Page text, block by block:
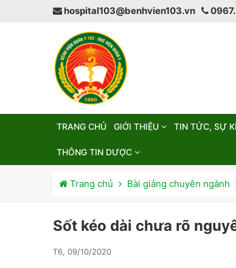
hospital103@benhvien103.vn
TRANG CHỦ GIỚI THIỆU TIN TỨC, SỰ
THÔNG TIN DƯỢC
Trang chủ Bài giảng chuyên ngành
Sốt kéo dài chưa rõ
T6, 09/10/2020